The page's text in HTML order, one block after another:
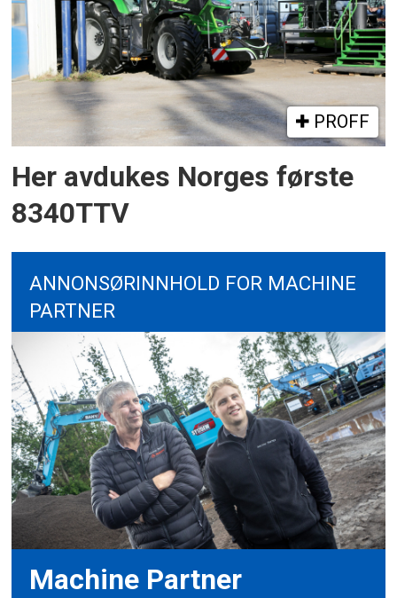
PROFF
Her avdukes Norges første
8340TTV
ANNONSØRINNHOLD FOR MACHINE
PARTNER
Machine Partner